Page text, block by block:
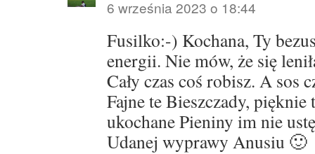
6 września 2023 o 18:44
Fusilko:-) Kochana, Ty
energii. Nie mów, że się
Cały czas coś robisz. A sos
Fajne te Bieszczady, pięknie
ukochane Pieniny im nie
Udanej wyprawy Anusiu 🙂